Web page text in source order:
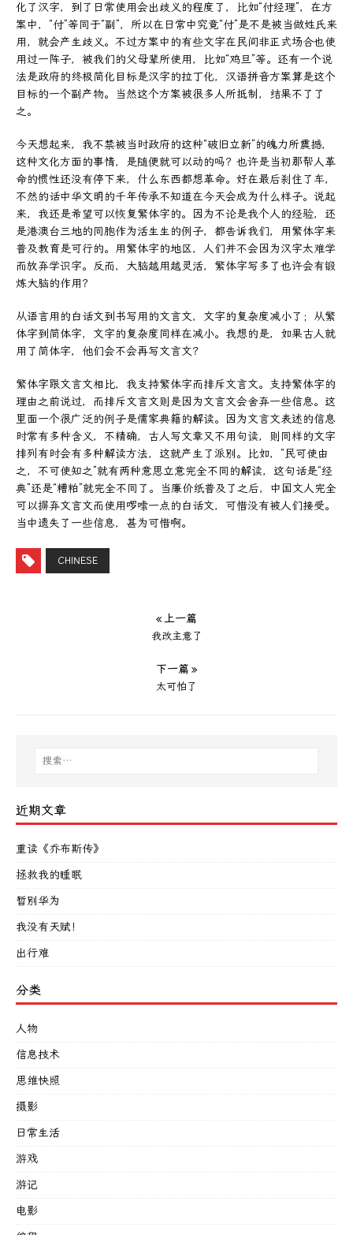
化了汉字，到了日常使用会出歧义的程度了，比如“付经理”，在方
案中，“付”等同于“副”，所以在日常中究竟“付”是不是被当做姓氏来
用，就会产生歧义。不过方案中的有些文字在民间非正式场合也使
用过一阵子，被我们的父母辈所使用，比如“鸡旦”等。还有一个说
法是政府的终极简化目标是汉字的拉丁化，汉语拼音方案算是这个
目标的一个副产物。当然这个方案被很多人所抵制，结果不了了
之。
今天想起来，我不禁被当时政府的这种“破旧立新”的魄力所震撼，
这种文化方面的事情，是随便就可以动的吗？也许是当初那帮人革
命的惯性还没有停下来，什么东西都想革命。好在最后刹住了车，
不然的话中华文明的千年传承不知道在今天会成为什么样子。说起
来，我还是希望可以恢复繁体字的。因为不论是我个人的经验，还
是港澳台三地的同胞作为活生生的例子，都告诉我们，用繁体字来
普及教育是可行的。用繁体字的地区，人们并不会因为汉字太难学
而放弃学识字。反而，大脑越用越灵活，繁体字写多了也许会有锻
炼大脑的作用？
从语言用的白话文到书写用的文言文，文字的复杂度减小了；从繁
体字到简体字，文字的复杂度同样在减小。我想的是，如果古人就
用了简体字，他们会不会再写文言文？
繁体字跟文言文相比，我支持繁体字而排斥文言文。支持繁体字的
理由之前说过，而排斥文言文则是因为文言文会舍弃一些信息。这
里面一个很广泛的例子是儒家典籍的解读。因为文言文表述的信息
时常有多种含义，不精确，古人写文章又不用句读，则同样的文字
排列有时会有多种解读方法，这就产生了派别。比如，“民可使由
之，不可使知之”就有两种意思立意完全不同的解读，这句话是“经
典”还是“糟粕”就完全不同了。当廉价纸普及了之后，中国文人完全
可以摒弃文言文而使用啰嗦一点的白话文，可惜没有被人们接受。
当中遗失了一些信息，甚为可惜啊。
CHINESE
« 上一篇
我改主意了
下一篇 »
太可怕了
近期文章
重读《乔布斯传》
拯救我的睡眠
暂别华为
我没有天赋！
出行难
分类
人物
信息技术
思维快照
摄影
日常生活
游戏
游记
电影